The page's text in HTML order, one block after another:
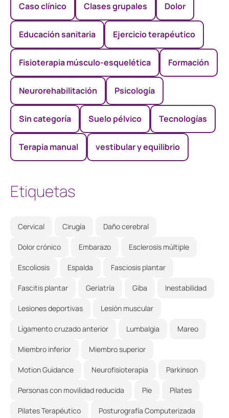
Caso clínico Clases grupales Dolor
Educación sanitaria Ejercicio terapéutico
Fisioterapia músculo-esquelética Formación
Neurorehabilitación Psicología
Sin categoría Suelo pélvico Tecnologías
Terapia manual vestibular y equilibrio
Etiquetas
Cervical Cirugía Daño cerebral
Dolor crónico Embarazo Esclerosis múltiple
Escoliosis Espalda Fasciosis plantar
Fascitis plantar Geriatría Giba Inestabilidad
Lesiones deportivas Lesión muscular
Ligamento cruzado anterior Lumbalgia Mareo
Miembro inferior Miembro superior
Motion Guidance Neurofisioterapia Parkinson
Personas con movilidad reducida Pie Pilates
Pilates Terapéutico Posturografía Computerizada